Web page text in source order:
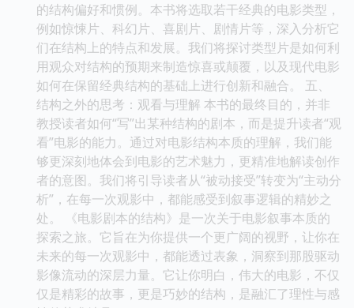
的结构偏好和惯例。本书将选取若干经典的电影类型，
例如惊悚片、科幻片、喜剧片、剧情片等，深入分析它
们在结构上的特点和发展。我们将探讨类型片是如何利
用观众对结构的预期来制造惊喜或颠覆，以及现代电影
如何在保留经典结构的基础上进行创新和融合。 五、
结构之外的思考：观看与理解 本书的最终目的，并非
教授读者如何“写”出某种结构的剧本，而是提升读者“观
看”电影的能力。通过对电影结构本质的理解，我们能
够更深刻地体会到电影的艺术魅力，更精准地解读创作
者的意图。我们将引导读者从“被动接受”转变为“主动分
析”，在每一次观影中，都能感受到叙事逻辑的精妙之
处。 《电影剧本的结构》是一次关于电影叙事本质的
探索之旅。它旨在为你提供一个更广阔的视野，让你在
未来的每一次观影中，都能透过表象，洞察到那股驱动
影像流动的深层力量。它让你明白，伟大的电影，不仅
仅是精彩的故事，更是巧妙的结构，是融汇了理性与感